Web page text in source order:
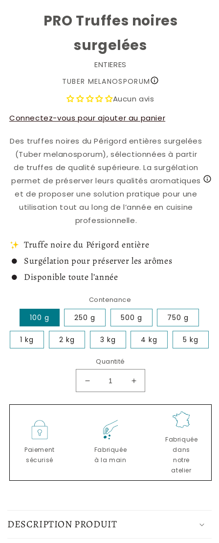
PRO Truffes noires
surgelées
ENTIERES
TUBER MELANOSPORUM
Aucun avis
Connectez-vous pour ajouter au panier
Des truffes noires du Périgord entières surgelées
(Tuber melanosporum), sélectionnées à partir
de truffes de qualité supérieure. La surgélation
permet de préserver leurs qualités aromatiques
et de proposer une solution pratique pour une
utilisation tout au long de l’année en cuisine
professionnelle.
Truffe noire du Périgord entière
Surgélation pour préserver les arômes
Disponible toute l’année
Contenance
100 g 250 g 500 g 750 g
1 kg 2 kg 3 kg 4 kg 5 kg
Quantité
Réduire
la
quantité
PRO
Truffes
noires
surgelées
Augmenter
la
quantité
Paiement
sécurisé
Fabriquée
à la main
Fabriquée
dans
notre
atelier
n
DESCRIPTION PRODUIT